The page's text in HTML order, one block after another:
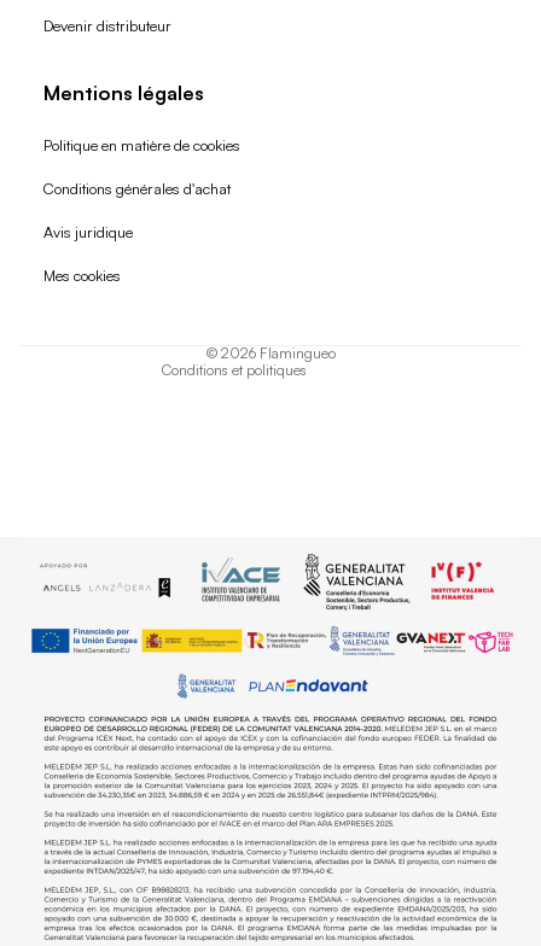
Devenir distributeur
Mentions légales
Politique en matière de cookies
Conditions générales d'achat
Avis juridique
Mes cookies
© 2026 Flamingueo
Conditions et politiques
Politique de remboursement